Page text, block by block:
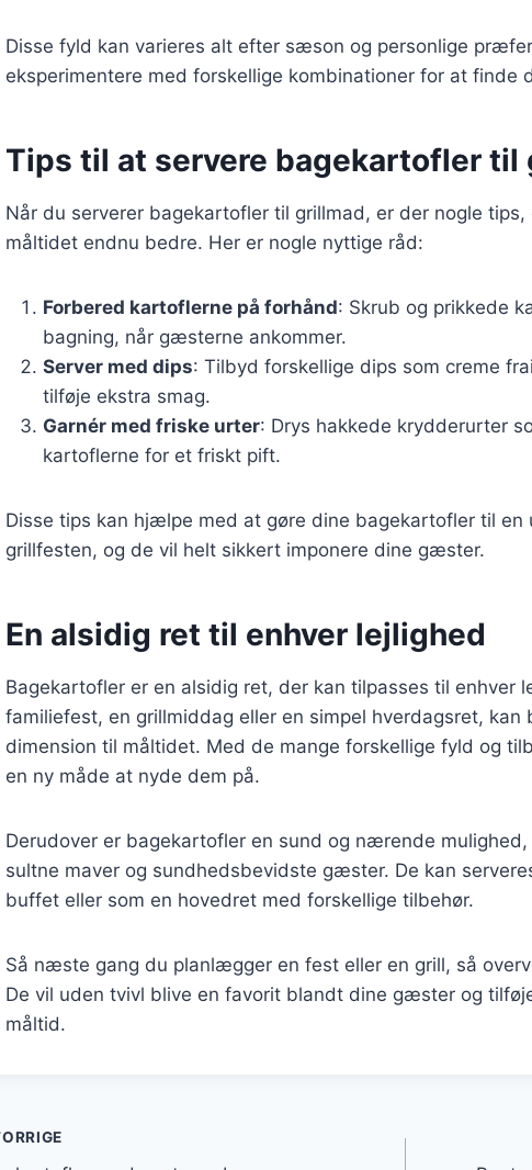
Disse fyld kan varieres alt efter sæson og personlige
eksperimentere med forskellige kombinationer for at finde
Tips til at servere bagekartofler til
Når du serverer bagekartofler til grillmad, er der nogle
måltidet endnu bedre. Her er nogle nyttige råd:
Forbered kartoflerne på forhånd: Skrub og prikkede
bagning, når gæsterne ankommer.
Server med dips: Tilbyd forskellige dips som creme
tilføje ekstra smag.
Garnér med friske urter: Drys hakkede krydderurter
kartoflerne for et friskt pift.
Disse tips kan hjælpe med at gøre dine bagekartofler til en
grillfesten, og de vil helt sikkert imponere dine gæster.
En alsidig ret til enhver lejlighed
Bagekartofler er en alsidig ret, der kan tilpasses til enhver
familiefest, en grillmiddag eller en simpel hverdagsret,
dimension til måltidet. Med de mange forskellige fyld og
en ny måde at nyde dem på.
Derudover er bagekartofler en sund og nærende
sultne maver og sundhedsbevidste gæster. De kan
buffet eller som en hovedret med forskellige tilbehør.
Så næste gang du planlægger en fest eller en grill, så
De vil uden tvivl blive en favorit blandt dine gæster og
måltid.